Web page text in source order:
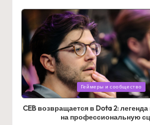
Posted
in
Геймеры и сообщество
CEB возвращается в Dota 2:
на профессиональную